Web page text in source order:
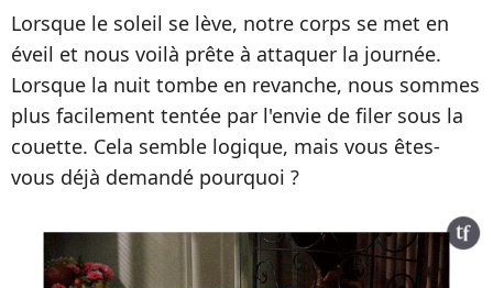
Lorsque le soleil se lève, notre corps se met en
éveil et nous voilà prête à attaquer la journée.
Lorsque la nuit tombe en revanche, nous sommes
plus facilement tentée par l'envie de filer sous la
couette. Cela semble logique, mais vous êtes-
vous déjà demandé pourquoi ?